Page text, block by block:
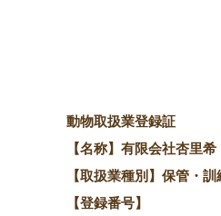
動物取扱業登録証
【名称】有限会社杏里希
【取扱業種別】保管・訓
【登録番号】